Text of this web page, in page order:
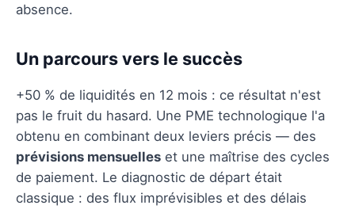
absence.
Un parcours vers le succès
+50 % de liquidités en 12 mois : ce résultat n'est
pas le fruit du hasard. Une PME technologique l'a
obtenu en combinant deux leviers précis — des
prévisions mensuelles et une maîtrise des cycles
de paiement. Le diagnostic de départ était
classique : des flux imprévisibles et des délais